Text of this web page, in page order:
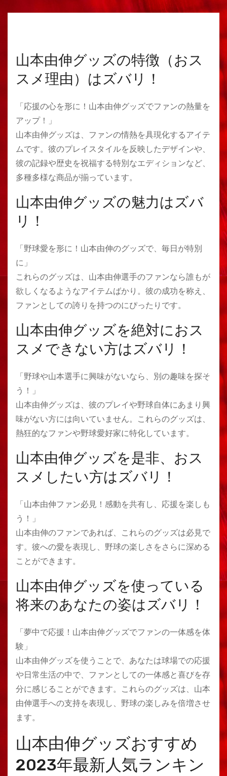
山本由伸グッズの特徴（おス
スメ理由）はズバリ！
「応援の心を形に！山本由伸グッズでファンの熱量を
アップ！」
山本由伸グッズは、ファンの情熱を具現化するアイテ
ムです。彼のプレイスタイルを反映したデザインや、
彼の記録や歴史を祝福する特別なエディションなど、
多種多様な商品が揃っています。
山本由伸グッズの魅力はズバ
リ！
「野球愛を形に！山本由伸のグッズで、毎日が特別
に」
これらのグッズは、山本由伸選手のファンなら誰もが
欲しくなるようなアイテムばかり。彼の成功を称え、
ファンとしての誇りを持つのにぴったりです。
山本由伸グッズを絶対におス
スメできない方はズバリ！
「野球や山本選手に興味がないなら、別の趣味を探そ
う！」
山本由伸グッズは、彼のプレイや野球自体にあまり興
味がない方には向いていません。これらのグッズは、
熱狂的なファンや野球愛好家に特化しています。
山本由伸グッズを是非、おス
スメしたい方はズバリ！
「山本由伸ファン必見！感動を共有し、応援を楽しも
う！」
山本由伸のファンであれば、これらのグッズは必見で
す。彼への愛を表現し、野球の楽しさをさらに深める
ことができます。
山本由伸グッズを使っている
将来のあなたの姿はズバリ！
「夢中で応援！山本由伸グッズでファンの一体感を体
験」
山本由伸グッズを使うことで、あなたは球場での応援
や日常生活の中で、ファンとしての一体感と喜びを存
分に感じることができます。これらのグッズは、山本
由伸選手への支持を表現し、野球の楽しみを倍増させ
ます。
山本由伸グッズおすすめ
2023年最新人気ランキン